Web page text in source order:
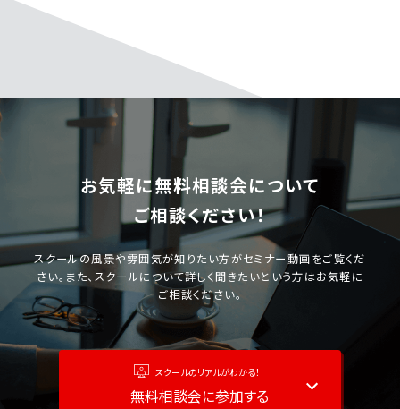
お気軽に無料相談会について
ご相談ください！
スクールの風景や雰囲気が知りたい方がセミナー動画をご覧くだ
さい。また、スクールについて詳しく聞きたいという方はお気軽に
ご相談ください。
スクールのリアルがわかる！
無料相談会に参加する